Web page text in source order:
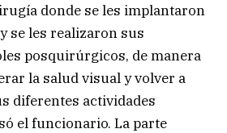
donde se les implantaron
se les realizaron sus
posquirúrgicos, de manera
la salud visual y volver a
diferentes actividades
el funcionario. La parte